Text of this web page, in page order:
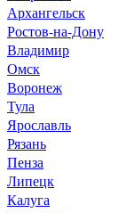
Архангельск
Ростов-на-Дону
Владимир
Омск
Воронеж
Тула
Ярославль
Рязань
Пенза
Липецк
Калуга